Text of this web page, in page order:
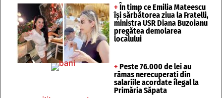
+ În timp ce Emilia Mateescu
își sărbătorea ziua la Fratelli,
ministra USR Diana Buzoianu
pregătea demolarea
localului
+ Peste 76.000 de lei au
rămas nerecuperați din
salariile acordate ilegal la
Primăria Săpata